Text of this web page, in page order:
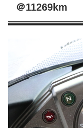
＠11269km